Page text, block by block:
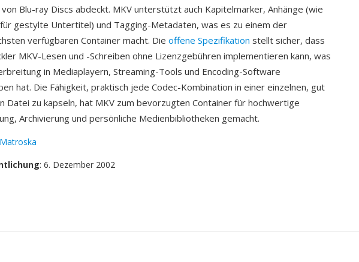
von Blu-ray Discs abdeckt. MKV unterstützt auch Kapitelmarker, Anhänge (wie
gestylte Untertitel) und Tagging-Metadaten, was es zu einem der
verfügbaren Container macht. Die offene Spezifikation stellt sicher, dass
MKV-Lesen und -Schreiben ohne Lizenzgebühren implementieren kann, was
in Mediaplayern, Streaming-Tools und Encoding-Software
hat. Die Fähigkeit, praktisch jede Codec-Kombination in einer einzelnen, gut
Datei zu kapseln, hat MKV zum bevorzugten Container für hochwertige
Archivierung und persönliche Medienbibliotheken gemacht.
Matroska
: 6. Dezember 2002